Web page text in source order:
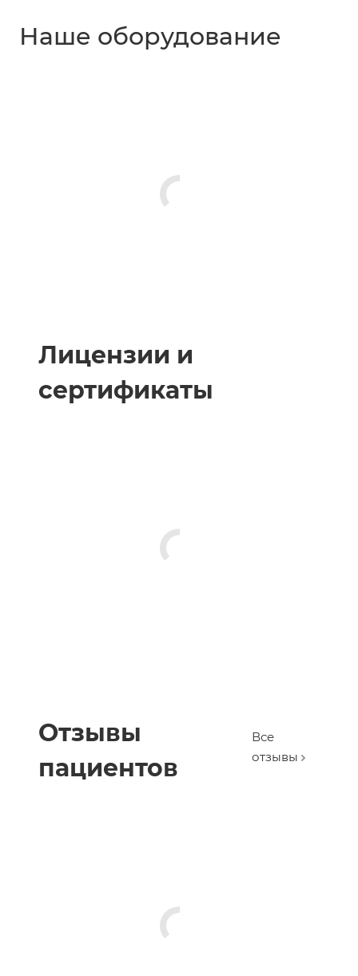
Наше оборудование
Лицензии и
сертификаты
Отзывы
пациентов
Все
отзывы